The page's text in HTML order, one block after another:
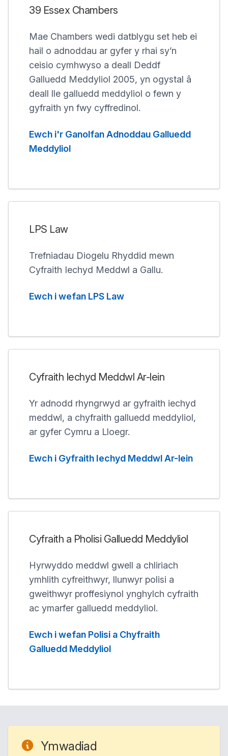
39 Essex Chambers
Mae Chambers wedi datblygu set heb ei
hail o adnoddau ar gyfer y rhai sy’n
ceisio cymhwyso a deall Deddf
Galluedd Meddyliol 2005, yn ogystal â
deall lle galluedd meddyliol o fewn y
gyfraith yn fwy cyffredinol.
Ewch i'r Ganolfan Adnoddau Galluedd
Meddyliol
LPS Law
Trefniadau Diogelu Rhyddid mewn
Cyfraith Iechyd Meddwl a Gallu.
Ewch i wefan LPS Law
Cyfraith Iechyd Meddwl Ar-lein
Yr adnodd rhyngrwyd ar gyfraith iechyd
meddwl, a chyfraith galluedd meddyliol,
ar gyfer Cymru a Lloegr.
Ewch i Gyfraith Iechyd Meddwl Ar-lein
Cyfraith a Pholisi Galluedd Meddyliol
Hyrwyddo meddwl gwell a chliriach
ymhlith cyfreithwyr, llunwyr polisi a
gweithwyr proffesiynol ynghylch cyfraith
ac ymarfer galluedd meddyliol.
Ewch i wefan Polisi a Chyfraith
Galluedd Meddyliol
Ymwadiad